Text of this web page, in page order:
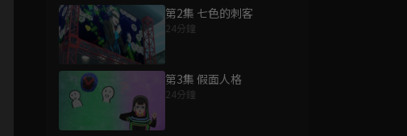
第2集 七色的刺客
24分鐘
第3集 假面人格
24分鐘